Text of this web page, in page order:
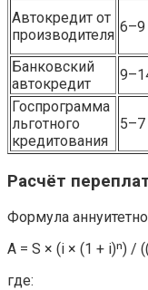
Автокредит от
производителя 6–9
Банковский
автокредит
Госпрограмма
льготного
кредитования
5–7
Расчёт
Формула
A = S × (i × (1 + i)ⁿ) /
где: